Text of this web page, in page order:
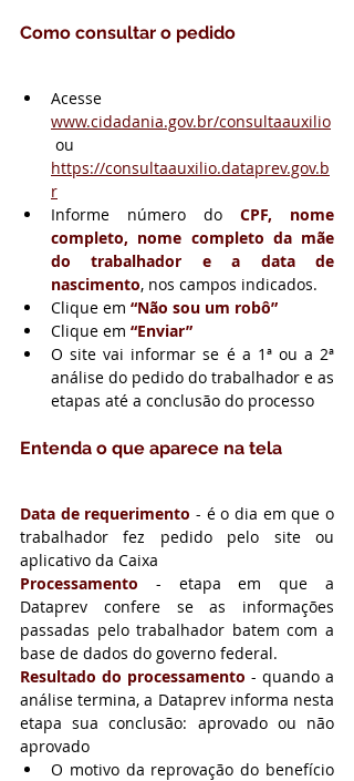
Como consultar o pedido
Acesse
www.cidadania.gov.br/consultaauxilio
ou
https://consultaauxilio.dataprev.gov.b
r
Informe número do CPF, nome
completo, nome completo da mãe
do trabalhador e a data de
nascimento, nos campos indicados.
Clique em “Não sou um robô”
Clique em “Enviar”
O site vai informar se é a 1ª ou a 2ª
análise do pedido do trabalhador e as
etapas até a conclusão do processo
Entenda o que aparece na tela
Data de requerimento - é o dia em que o
trabalhador fez pedido pelo site ou
aplicativo da Caixa
Processamento - etapa em que a
Dataprev confere se as informações
passadas pelo trabalhador batem com a
base de dados do governo federal.
Resultado do processamento - quando a
análise termina, a Dataprev informa nesta
etapa sua conclusão: aprovado ou não
aprovado
O motivo da reprovação do benefício